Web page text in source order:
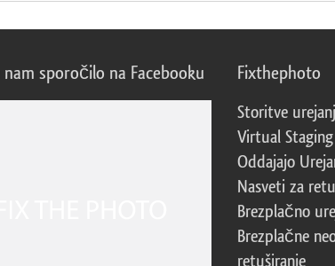
nam sporočilo na Facebooku Fixthephoto
Storitve
Virtual Staging
Oddajajo
Nasveti za
Brezplačno
Brezplačne
retuširanje